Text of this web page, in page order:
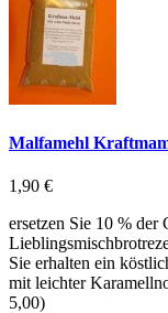
Malfamehl
1,90 €
ersetzen Sie 10 % der
Sie erhalten ein
mit leichter
5,00)